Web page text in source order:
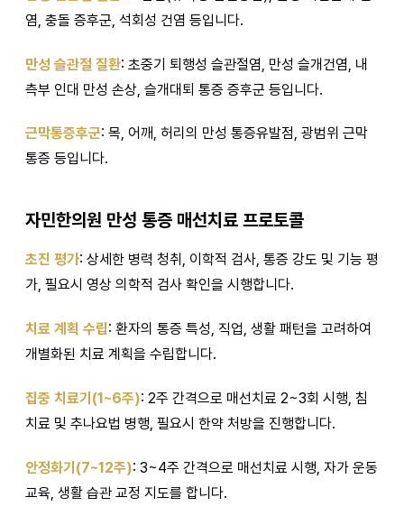
염, 충돌 증후군, 석회성 건염 등입니다.
만성 슬관절 질환: 초중기 퇴행성 슬관절염, 만성 슬개건염, 내
측부 인대 만성 손상, 슬개대퇴 통증 증후군 등입니다.
근막통증후군: 목, 어깨, 허리의 만성 통증유발점, 광범위 근막
통증 등입니다.
자민한의원 만성 통증 매선치료 프로토콜
초진 평가: 상세한 병력 청취, 이학적 검사, 통증 강도 및 기능 평
가, 필요시 영상 의학적 검사 확인을 시행합니다.
치료 계획 수립: 환자의 통증 특성, 직업, 생활 패턴을 고려하여
개별화된 치료 계획을 수립합니다.
집중 치료기(1~6주): 2주 간격으로 매선치료 2~3회 시행, 침
치료 및 추나요법 병행, 필요시 한약 처방을 진행합니다.
안정화기(7~12주): 3~4주 간격으로 매선치료 시행, 자가 운동
교육, 생활 습관 교정 지도를 합니다.